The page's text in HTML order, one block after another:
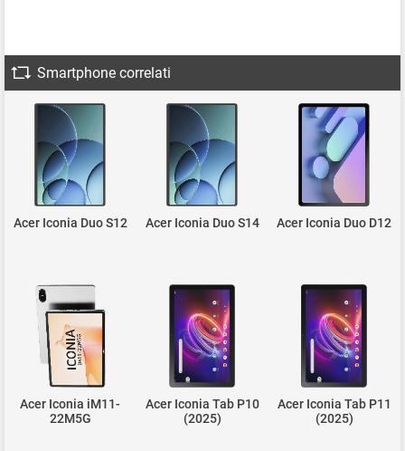
Smartphone correlati
Acer Iconia Duo S12 Acer Iconia Duo S14 Acer Iconia Duo D12
Acer Iconia iM11-
22M5G
Acer Iconia Tab P10
(2025)
Acer Iconia Tab P11
(2025)